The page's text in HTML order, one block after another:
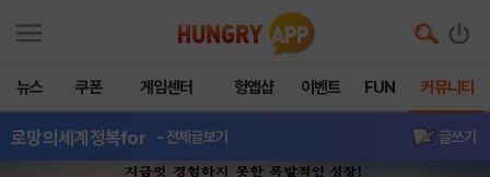
뉴스 쿠폰 게임센터 헝앱샵 이벤트 FUN 커뮤니티
로망의세계정복for - 전체글보기 글쓰기